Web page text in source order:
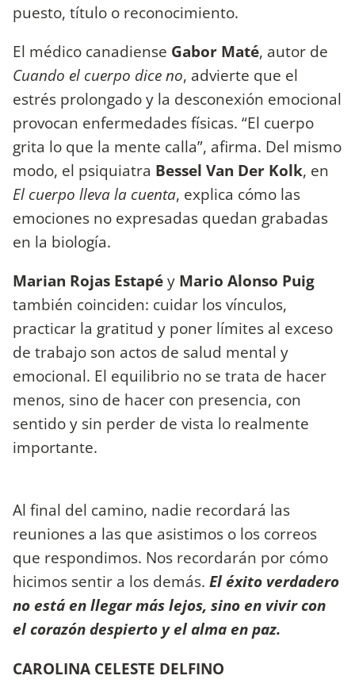
puesto, título o reconocimiento.
El médico canadiense Gabor Maté, autor de
Cuando el cuerpo dice no, advierte que el
estrés prolongado y la desconexión emocional
provocan enfermedades físicas. “El cuerpo
grita lo que la mente calla”, afirma. Del mismo
modo, el psiquiatra Bessel Van Der Kolk, en
El cuerpo lleva la cuenta, explica cómo las
emociones no expresadas quedan grabadas
en la biología.
Marian Rojas Estapéy Mario Alonso Puig
también coinciden: cuidar los vínculos,
practicar la gratitud y poner límites al exceso
de trabajo son actos de salud mental y
emocional. El equilibrio no se trata de hacer
menos, sino de hacer con presencia, con
sentido y sin perder de vista lo realmente
importante.
Al final del camino, nadie recordará las
reuniones a las que asistimos o los correos
que respondimos. Nos recordarán por cómo
hicimos sentir a los demás. El éxito verdadero
no está en llegar más lejos, sino en vivir con
el corazón despierto y el alma en paz.
CAROLINA CELESTE DELFINO